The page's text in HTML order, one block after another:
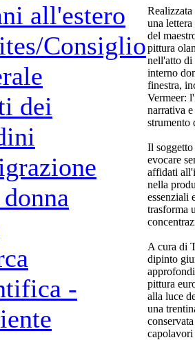
all'estero
Consiglio
dei
-
una
del
pittura
nell'atto di
interno
finestra,
Vermeer:
narrativa
strumento
Il soggetto
evocare
affidati
nella
essenziali
trasforma
A cura di
dipinto
pittura
alla luce
una
capolavori